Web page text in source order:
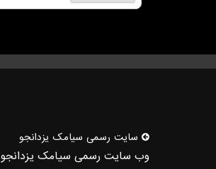
سایت رسمی سیامك یزدانجو
وب سایت رسمی سیامک یزدانجو